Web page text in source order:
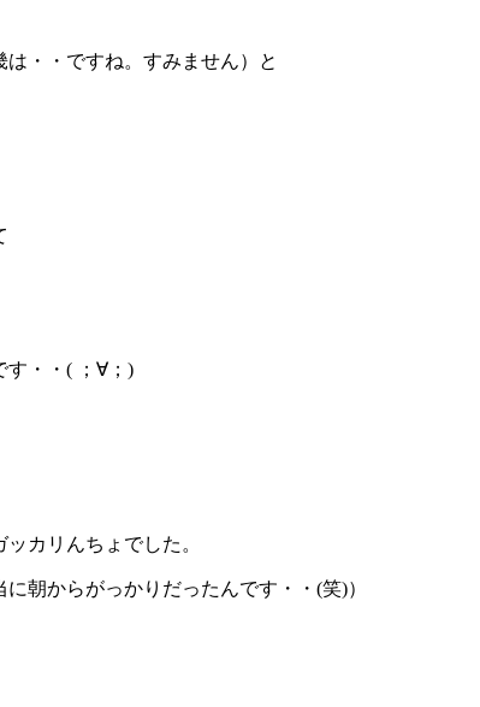
・・ですね。すみません）と
す・・( ；∀；)
カリんちょでした。
朝からがっかりだったんです・・(笑)）